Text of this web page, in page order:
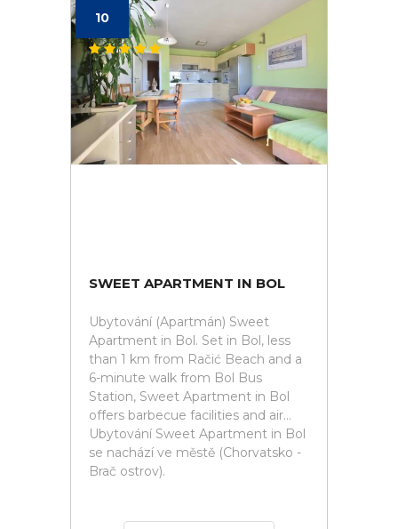
10
SWEET APARTMENT IN BOL
Ubytování (Apartmán) Sweet
Apartment in Bol. Set in Bol, less
than 1 km from Račić Beach and a
6-minute walk from Bol Bus
Station, Sweet Apartment in Bol
offers barbecue facilities and air...
Ubytování Sweet Apartment in Bol
se nachází ve městě (Chorvatsko -
Brač ostrov).